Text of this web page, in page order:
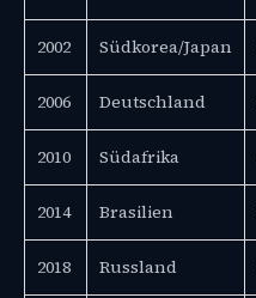
2002 Südkorea/Japan
2006 Deutschland
2010 Südafrika
2014 Brasilien
2018 Russland